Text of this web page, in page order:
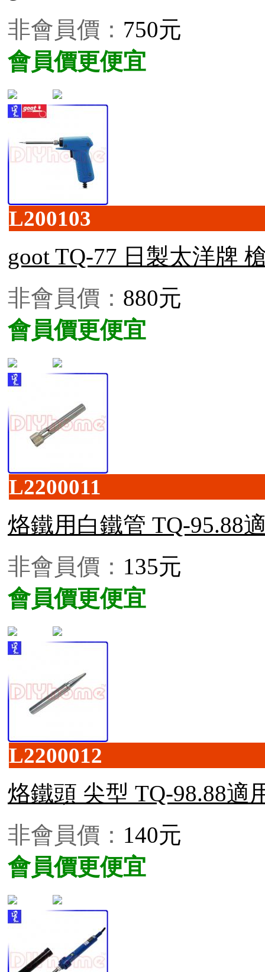
非會員價： 750元
會員價更便宜
L200103
goot TQ-77 日製太洋牌
非會員價： 880元
會員價更便宜
L2200011
烙鐵用白鐵管 TQ-95.88
非會員價： 135元
會員價更便宜
L2200012
烙鐵頭 尖型 TQ-98.88適
非會員價： 140元
會員價更便宜